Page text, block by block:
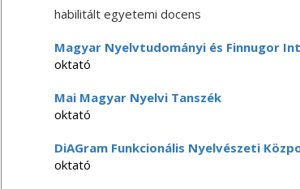
habilitált egyetemi docens
Magyar Nyelvtudományi és Finnugor
oktató
Mai Magyar Nyelvi Tanszék
oktató
DiAGram Funkcionális Nyelvészeti
oktató